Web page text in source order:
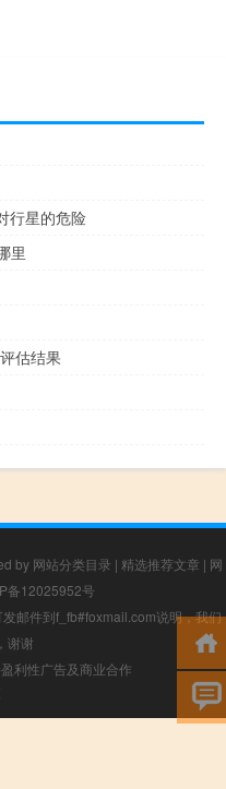
行星的危险
里
估结果
by 网站分类目录 | 精选推荐文章 | 网
备12025952号
邮件到f_fb#foxmail.com说明，我们
谢谢
利性广告及商业合作